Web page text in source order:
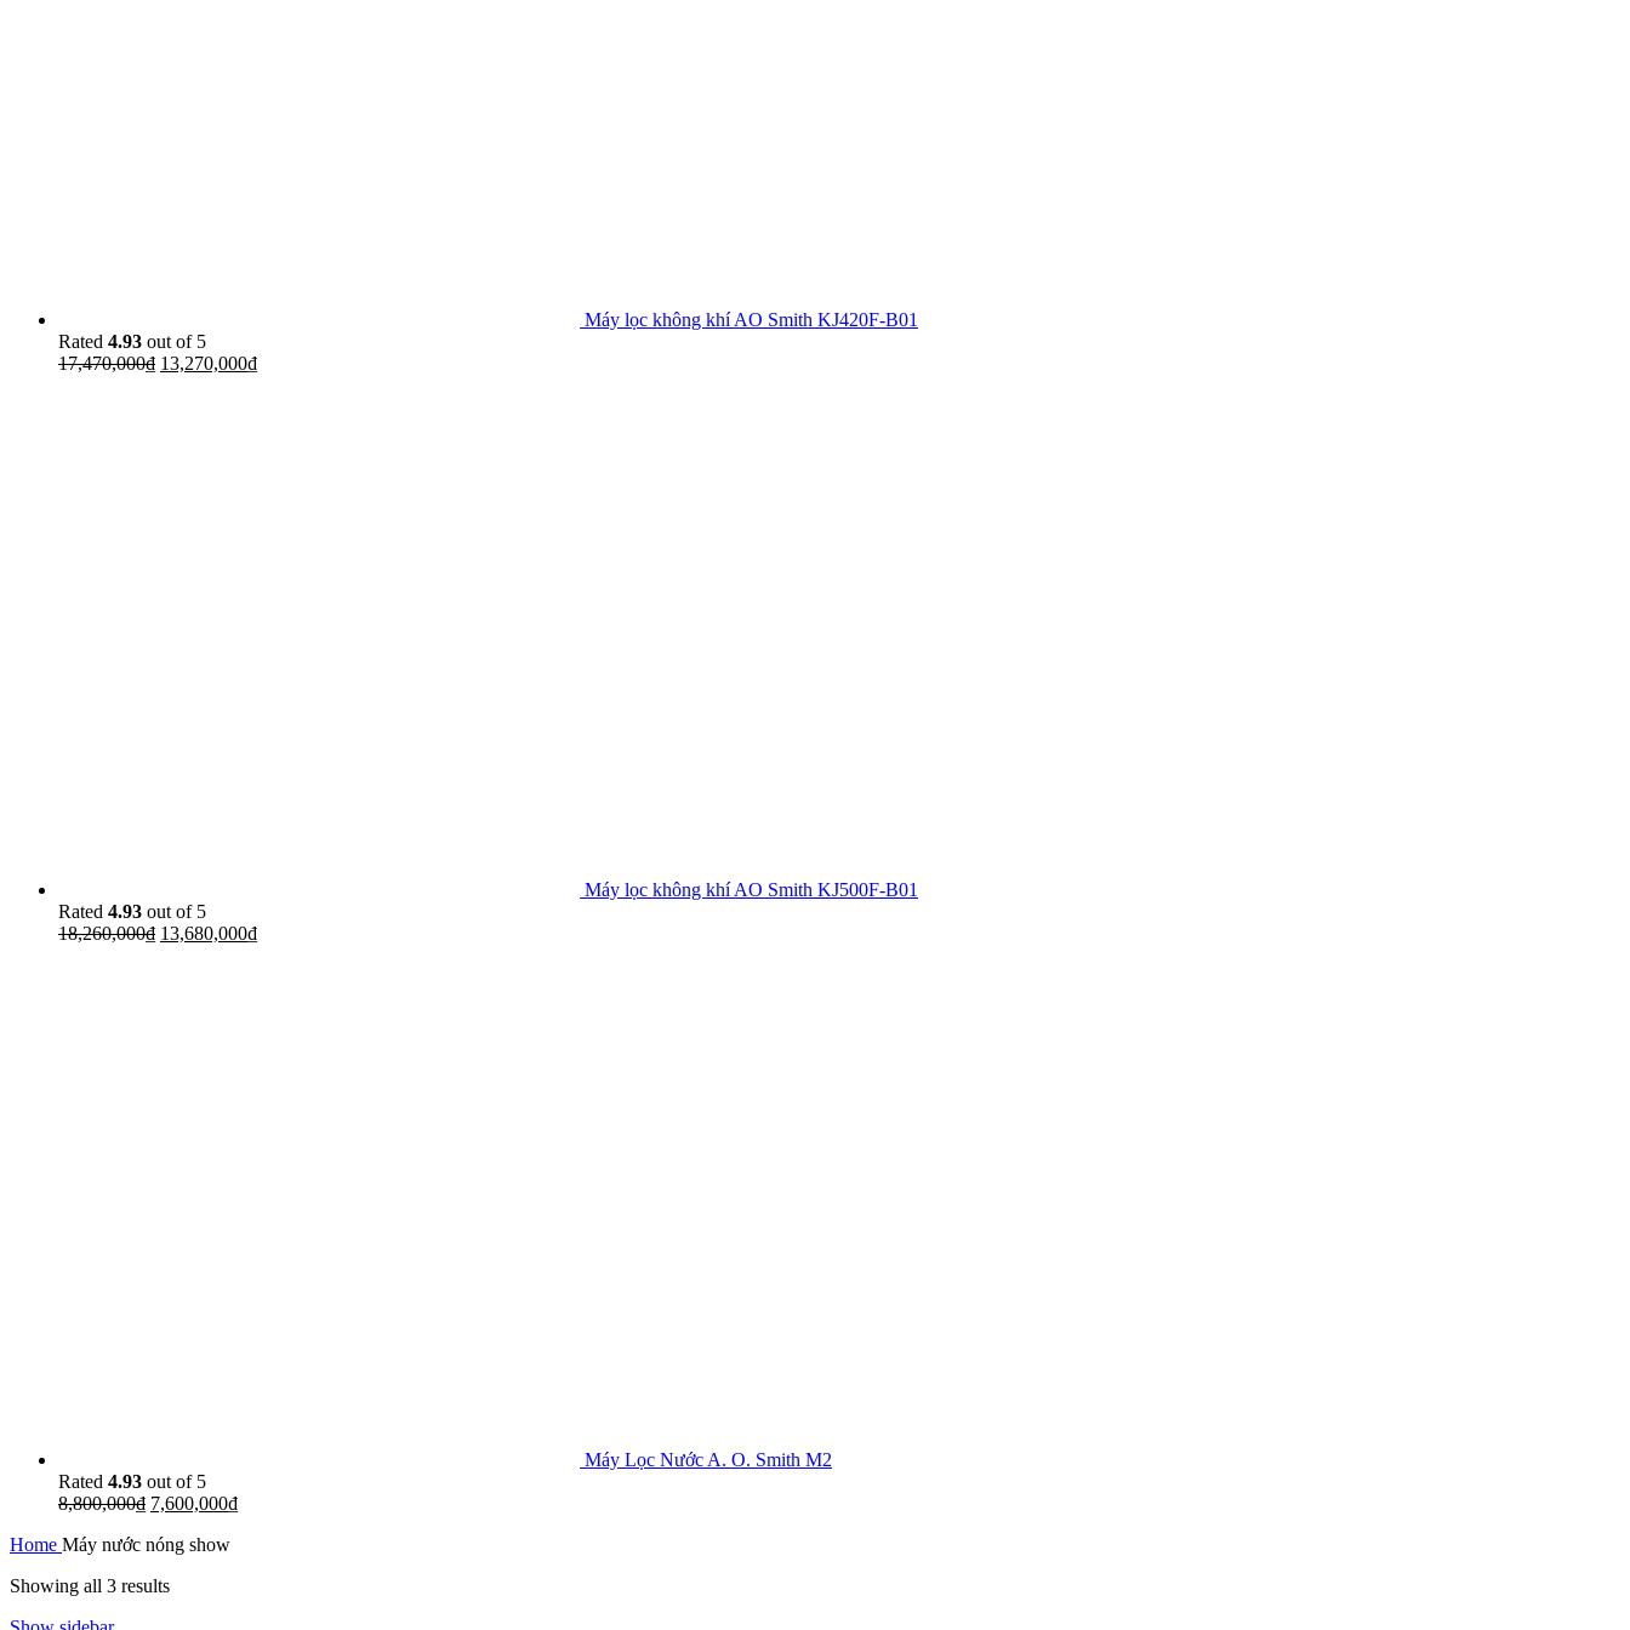
Máy lọc không khí AO Smith KJ420F-B01
Rated 4.93 out of 5
17,470,000₫ 13,270,000₫
Máy lọc không khí AO Smith KJ500F-B01
Rated 4.93 out of 5
18,260,000₫ 13,680,000₫
Máy Lọc Nước A. O. Smith M2
Rated 4.93 out of 5
8,800,000₫ 7,600,000₫
Home Máy nước nóng show
Showing all 3 results